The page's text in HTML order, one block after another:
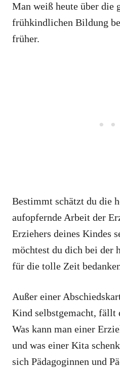
Man weiß heute über die
frühkindlichen Bildung
früher.
Bestimmt schätzt du die
aufopfernde Arbeit der
Erziehers deines Kindes
möchtest du dich bei der
für die tolle Zeit
Außer einer
Kind selbstgemacht, fällt
Was kann man einer
und was einer Kita
sich Pädagoginnen und